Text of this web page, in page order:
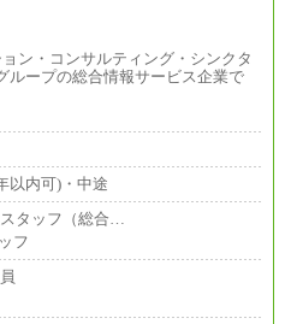
ン・コンサルティング・シンクタ
ループの総合情報サービス企業で
以内可)・中途
タッフ（総合…
フ